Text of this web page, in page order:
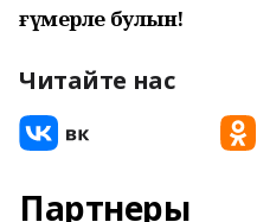
ғүмерле булһын!
Читайте нас
Партнеры